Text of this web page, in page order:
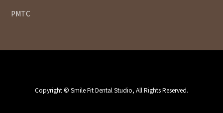
PMTC
Copyright © Smile Fit Dental Studio, All Rights Reserved.